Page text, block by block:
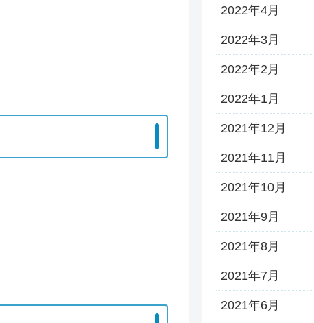
2022年4月
2022年3月
2022年2月
2022年1月
2021年12月
2021年11月
2021年10月
2021年9月
2021年8月
2021年7月
2021年6月